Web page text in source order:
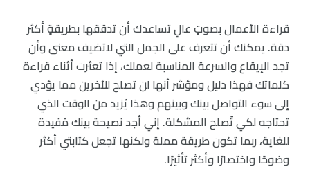
قراءة الأعمال بصوتٍ عالٍ تساعدك أن تدققها بطريقةٍ أكثر
دقة. يمكنك أن تتعرف على الجمل التي لاتضيف معنى وأن
تجد الإيقاع والسرعة المناسبة لعملك، إذا تعثرت أثناء قراءة
كلماتك فهذا دليل ومؤشر أنها لن تصلح للأخرين مما يؤدي
إلى سوء التواصل بينك وبينهم وهذا يُزيد من الوقت الذي
تحتاجه لكي تُصلح المشكلة. إني أجد نصيحة بينك مُفيدة
للغاية، ربما تكون طريقة مملة ولكنها تجعل كتابتي أكثر
وضوحًا واختصارًا وأكثر تأثيرًا.